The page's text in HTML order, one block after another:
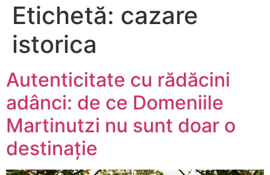
Etichetă: cazare
istorica
Autenticitate cu rădăcini
adânci: de ce Domeniile
Martinutzi nu sunt doar o
destinație